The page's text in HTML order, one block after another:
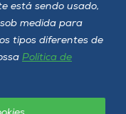
está sendo usado,
medida para
tipos diferentes de
Política de